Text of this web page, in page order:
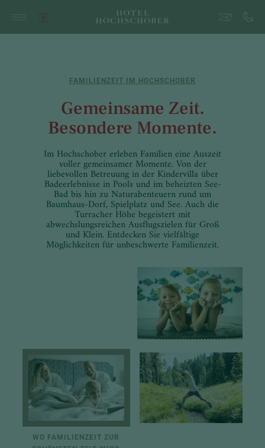
FAMILIENZEIT IM HOCHSCHOBER
Gemeinsame Zeit.
Besondere Momente.
Im Hochschober erleben Familien eine Auszeit
voller gemeinsamer Momente. Von der
liebevollen Betreuung in der Kindervilla über
Badeerlebnisse in Pools und im beheizten See-
Bad bis hin zu Naturabenteuern rund um
Baumhaus-Dorf, Spielplatz und See. Auch die
Turracher Höhe begeistert mit
abwechslungsreichen Ausflugszielen für Groß
und Klein. Entdecken Sie vielfältige
Möglichkeiten für unbeschwerte Familienzeit.
WO FAMILIENZEIT ZUR